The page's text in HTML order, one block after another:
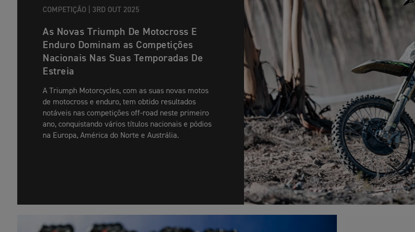
COMPETIÇÃO | 3RD OUT 2025
As Novas Triumph De Motocross E
Enduro Dominam as Competições
Nacionais Nas Suas Temporadas De
Estreia
A Triumph Motorcycles, com as suas novas motos
de motocross e enduro, tem obtido resultados
notáveis nas competições off-road neste primeiro
ano, conquistando vários títulos nacionais e pódios
na Europa, América do Norte e Austrália.